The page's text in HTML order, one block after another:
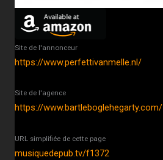
Site de l'annonceur
https://www.perfettivanmelle.nl/
Site de l'agence
https://www.bartleboglehegarty.com/
URL simplifiée de cette page
musiquedepub.tv/f1372